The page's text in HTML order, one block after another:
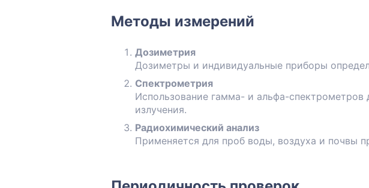
Методы измерений
Дозиметрия
Дозиметры и индивидуальные приборы
Спектрометрия
Использование гамма- и альфа-спектрометров
излучения.
Радиохимический анализ
Применяется для проб воды, воздуха и почвы